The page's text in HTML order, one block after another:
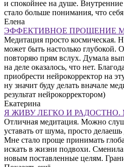
и спокойнее на душе.
стало больше понимания, что
Елена
ЭФФЕКТИВНОЕ ПРОЩЕНИЕ
Медитация просто космическая.
может быть настолько глубокой.
повторяю прям вслух. Думала
на деле оказалось, что нет.
приобрести нейрокорректор на
ну значит буду делать вначале
результат нейрокорректором)
Екатерина
Я ЖИВУ ЛЕГКО И РАДОСТНО.
Отличная медитация. Можно
уставать от шума, просто делаешь
Мне стало проще принимать
искать в жизни подвохи.
новым поставленные целям.